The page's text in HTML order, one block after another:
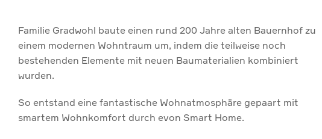
Familie Gradwohl baute einen rund 200 Jahre alten Bauernhof zu
einem modernen Wohntraum um, indem die teilweise noch
bestehenden Elemente mit neuen Baumaterialien kombiniert
wurden.
So entstand eine fantastische Wohnatmosphäre gepaart mit
smartem Wohnkomfort durch evon Smart Home.